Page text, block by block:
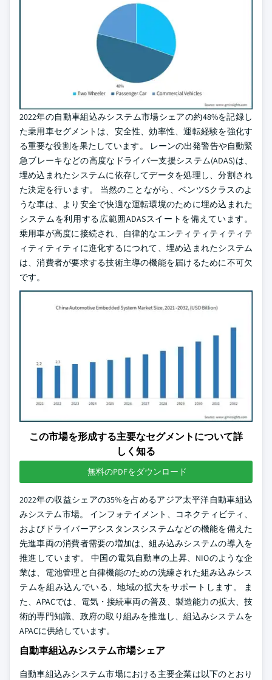
2022年の自動車組込みシステム市場シェアの約48%を記録し
た乗用車セグメントは、安全性、効率性、運転経験を強化す
る重要な役割を果たしています。 レーンの出発警告や自動緊
急ブレーキなどの高度なドライバー支援システム(ADAS)は、
埋め込まれたシステムに依存してデータを処理し、分割され
た決定を行います。 当然のことながら、ベンツSクラスのよ
うな車は、より安全で快適な運転環境のために埋め込まれた
システムを利用する広範囲ADASスイートを備えています。
乗用車が高度に接続され、自律的なエンティティティティテ
ィティティティに進化するにつれて、埋め込まれたシステム
は、消費者が要求する技術主導の機能を届けるために不可欠
です。
この市場を形成する主要なセグメントについて詳
しく知る
無料のPDFをダウンロード
2022年の収益シェアの35%を占めるアジア太平洋自動車組込
みシステム市場。 インフォテイメント、コネクティビティ、
およびドライバーアシスタンスシステムなどの機能を備えた
先進車両の消費者需要の増加は、組み込みシステムの導入を
推進しています。 中国の電気自動車の上昇、NIOのような企
業は、電池管理と自律機能のための洗練された組み込みシス
テムを組み込んでいる、地域の拡大をサポートします。 ま
た、APACでは、電気・接続車両の普及、製造能力の拡大、技
術的専門知識、政府の取り組みを推進し、組込みシステムを
APACに供給しています。
自動車組込みシステム市場シェア
自動車組込みシステム市場における主要企業は以下のとおり